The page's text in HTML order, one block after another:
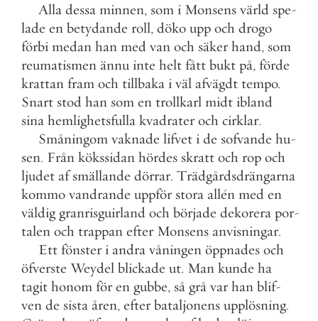
Alla dessa minnen, som i Monsens värld spe-
lade en betydande roll, döko upp och drogo
förbi medan han med van och säker hand, som
reumatismen ännu inte helt fått bukt på, förde
krattan fram och tillbaka i väl afvägdt tempo.
Snart stod han som en trollkarl midt ibland
sina hemlighetsfulla kvadrater och cirklar.
Småningom vaknade lifvet i de sofvande hu-
sen. Från kökssidan hördes skratt och rop och
ljudet af smällande dörrar. Trädgårdsdrängarna
kommo vandrande uppför stora allén med en
väldig granrisguirland och började dekorera por-
talen och trappan efter Monsens anvisningar.
Ett fönster i andra våningen öppnades och
öfverste Weydel blickade ut. Man kunde ha
tagit honom för en gubbe, så grå var han blif-
ven de sista åren, efter bataljonens upplösning.